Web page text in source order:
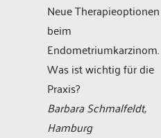
Neue Therapieoptionen
beim
Endometriumkarzinom.
Was ist wichtig für die
Praxis?
Barbara Schmalfeldt,
Hamburg